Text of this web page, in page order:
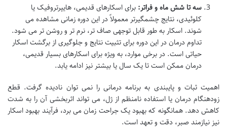
سه تا شش ماه و فراتر: برای اسکارهای قدیمی، هایپرتروفیک یا
کلوئیدی، نتایج چشمگیرتر معمولاً در این دوره زمانی مشاهده می
شوند. اسکار به طور قابل توجهی صاف تر، نرم تر و روشن تر می شود.
تداوم درمان در این دوره برای تثبیت نتایج و جلوگیری از برگشت اسکار
حیاتی است. در برخی موارد، به ویژه برای اسکارهای بسیار قدیمی،
درمان ممکن است تا یک سال یا بیشتر نیز ادامه یابد.
اهمیت ثبات و پایبندی به برنامه درمانی را نمی توان نادیده گرفت. قطع
زودهنگام درمان یا استفاده نامنظم از ژل، می تواند اثربخشی آن را به شدت
کاهش دهد. همانگونه که بهبود یک جراحت زمان می برد، فرآیند بهبود اسکار
نیز نیازمند صبر، دقت و تعهد است.